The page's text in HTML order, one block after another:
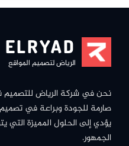
ELRYAD
الرياض لتصميم المواقع
نحن في شركة الرياض للتصميم
صارمة للجودة وبراعة في تصميم
يؤدي إلى الحلول المميزة التي
الجمهور.